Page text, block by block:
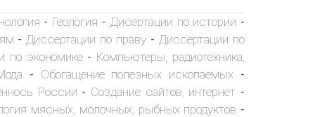
- Геология - Дисертации по истории -
- Диссертации по праву - Диссертации по
по экономике- Компьютеры, радиотехника,
- Обогащение полезных ископаемых -
России - Создание сайтов, интернет -
мясных, молочных, рыбных продуктов -